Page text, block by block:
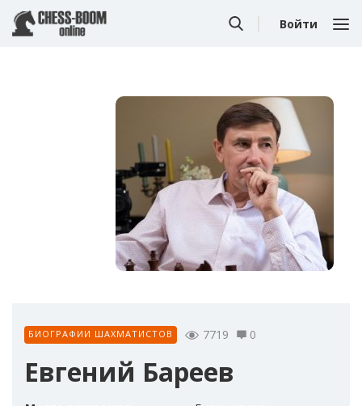
Войти
БИОГРАФИИ ШАХМАТИСТОВ 7719 0
Евгений Бареев